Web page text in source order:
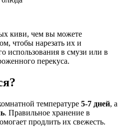
киви, чем вы можете
чтобы нарезать их и
использования в смузи или в
перекуса.
температуре 5-7 дней, а
. Правильное хранение в
продлить их свежесть.